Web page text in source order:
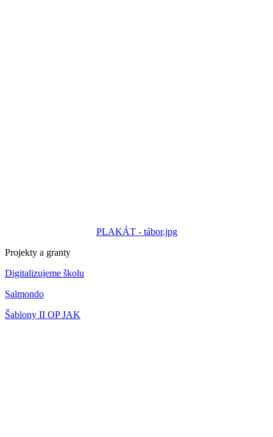
PLAKÁT - tábor.jpg
Projekty a granty
Digitalizujeme školu
Salmondo
Šablony II OP JAK